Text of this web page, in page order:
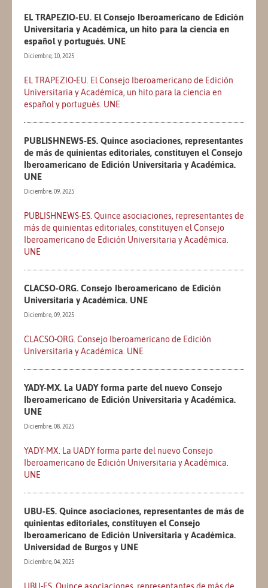
EL TRAPEZIO-EU. El Consejo Iberoamericano de Edición
Universitaria y Académica, un hito para la ciencia en
español y portugués. UNE
Diciembre, 10, 2025
EL TRAPEZIO-EU. El Consejo Iberoamericano de Edición
Universitaria y Académica, un hito para la ciencia en
español y portugués. UNE
PUBLISHNEWS-ES. Quince asociaciones, representantes
de más de quinientas editoriales, constituyen el Consejo
Iberoamericano de Edición Universitaria y Académica.
UNE
Diciembre, 09, 2025
PUBLISHNEWS-ES. Quince asociaciones, representantes de
más de quinientas editoriales, constituyen el Consejo
Iberoamericano de Edición Universitaria y Académica.
UNE
CLACSO-ORG. Consejo Iberoamericano de Edición
Universitaria y Académica. UNE
Diciembre, 09, 2025
CLACSO-ORG. Consejo Iberoamericano de Edición
Universitaria y Académica. UNE
YADY-MX. La UADY forma parte del nuevo Consejo
Iberoamericano de Edición Universitaria y Académica.
UNE
Diciembre, 08, 2025
YADY-MX. La UADY forma parte del nuevo Consejo
Iberoamericano de Edición Universitaria y Académica.
UNE
UBU-ES. Quince asociaciones, representantes de más de
quinientas editoriales, constituyen el Consejo
Iberoamericano de Edición Universitaria y Académica.
Universidad de Burgos y UNE
Diciembre, 04, 2025